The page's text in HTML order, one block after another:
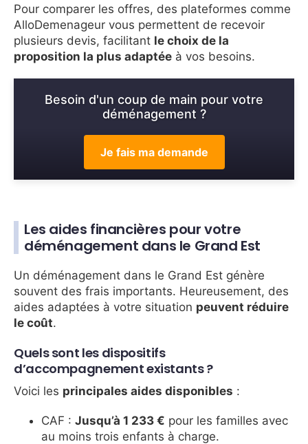
Pour comparer les offres, des plateformes comme
AlloDemenageur vous permettent de recevoir
plusieurs devis, facilitant le choix de la
proposition la plus adaptée à vos besoins.
Besoin d'un coup de main pour votre
déménagement ?
Je fais ma demande
Les aides financières pour votre
déménagement dans le Grand Est
Un déménagement dans le Grand Est génère
souvent des frais importants. Heureusement, des
aides adaptées à votre situation peuvent réduire
le coût.
Quels sont les dispositifs
d’accompagnement existants ?
Voici les principales aides disponibles :
CAF : Jusqu’à 1 233 € pour les familles avec
au moins trois enfants à charge.